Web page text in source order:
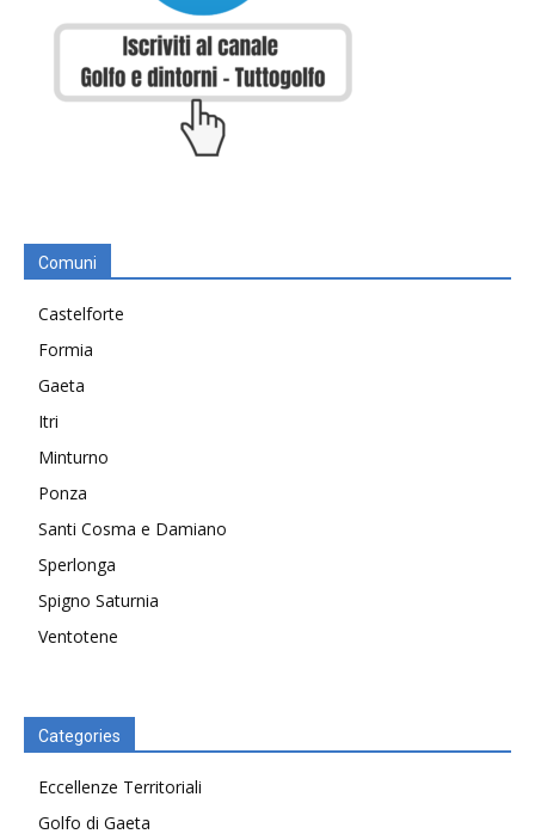
Comuni
Castelforte
Formia
Gaeta
Itri
Minturno
Ponza
Santi Cosma e Damiano
Sperlonga
Spigno Saturnia
Ventotene
Categories
Eccellenze Territoriali
Golfo di Gaeta